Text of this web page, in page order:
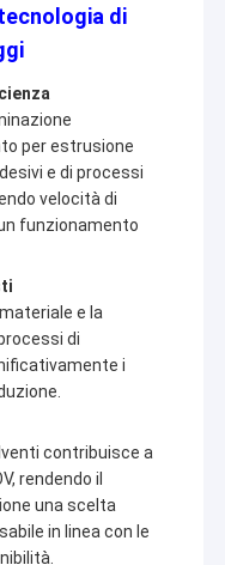
di
per estrusione
e di processi
velocità di
funzionamento
e la
di
i
contribuisce a
rendendo il
una scelta
in linea con le
è stata fondata
di Jintan nel 2015.
e una
sua influenza sul